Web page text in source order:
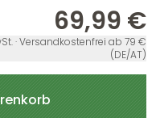
69,99 €
· Versandkostenfrei ab 79 €
(DE/AT)